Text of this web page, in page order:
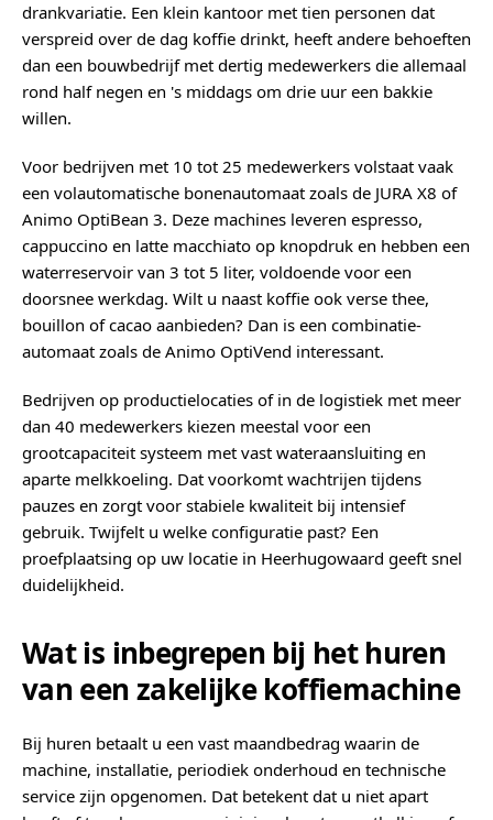
drankvariatie. Een klein kantoor met tien personen dat
verspreid over de dag koffie drinkt, heeft andere behoeften
dan een bouwbedrijf met dertig medewerkers die allemaal
rond half negen en 's middags om drie uur een bakkie
willen.
Voor bedrijven met 10 tot 25 medewerkers volstaat vaak
een volautomatische bonenautomaat zoals de JURA X8 of
Animo OptiBean 3. Deze machines leveren espresso,
cappuccino en latte macchiato op knopdruk en hebben een
waterreservoir van 3 tot 5 liter, voldoende voor een
doorsnee werkdag. Wilt u naast koffie ook verse thee,
bouillon of cacao aanbieden? Dan is een combinatie-
automaat zoals de Animo OptiVend interessant.
Bedrijven op productielocaties of in de logistiek met meer
dan 40 medewerkers kiezen meestal voor een
grootcapaciteit systeem met vast wateraansluiting en
aparte melkkoeling. Dat voorkomt wachtrijen tijdens
pauzes en zorgt voor stabiele kwaliteit bij intensief
gebruik. Twijfelt u welke configuratie past? Een
proefplaatsing op uw locatie in Heerhugowaard geeft snel
duidelijkheid.
Wat is inbegrepen bij het huren
van een zakelijke koffiemachine
Bij huren betaalt u een vast maandbedrag waarin de
machine, installatie, periodiek onderhoud en technische
service zijn opgenomen. Dat betekent dat u niet apart